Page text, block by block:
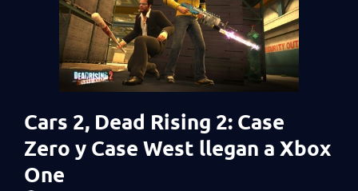
Cars 2, Dead Rising 2: Case
Zero y Case West llegan a Xbox
One